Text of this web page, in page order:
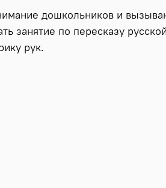
дошкольников и
занятие по пересказу
рук.